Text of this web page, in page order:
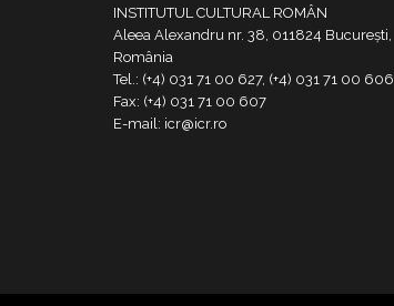
INSTITUTUL CULTURAL ROMÂN
Aleea Alexandru nr. 38, 011824 București,
România
Tel.: (+4) 031 71 00 627, (+4) 031 71 00 606
Fax: (+4) 031 71 00 607
E-mail: icr@icr.ro